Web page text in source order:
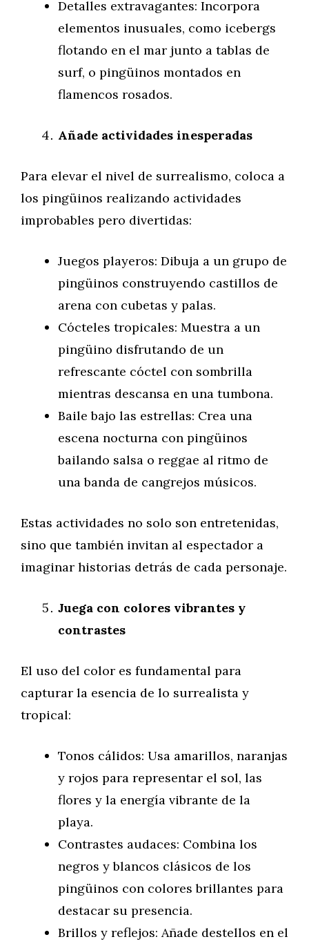
Detalles extravagantes: Incorpora
elementos inusuales, como icebergs
flotando en el mar junto a tablas de
surf, o pingüinos montados en
flamencos rosados.
Añade actividades inesperadas
Para elevar el nivel de surrealismo, coloca a
los pingüinos realizando actividades
improbables pero divertidas:
Juegos playeros: Dibuja a un grupo de
pingüinos construyendo castillos de
arena con cubetas y palas.
Cócteles tropicales: Muestra a un
pingüino disfrutando de un
refrescante cóctel con sombrilla
mientras descansa en una tumbona.
Baile bajo las estrellas: Crea una
escena nocturna con pingüinos
bailando salsa o reggae al ritmo de
una banda de cangrejos músicos.
Estas actividades no solo son entretenidas,
sino que también invitan al espectador a
imaginar historias detrás de cada personaje.
Juega con colores vibrantes y
contrastes
El uso del color es fundamental para
capturar la esencia de lo surrealista y
tropical:
Tonos cálidos: Usa amarillos, naranjas
y rojos para representar el sol, las
flores y la energía vibrante de la
playa.
Contrastes audaces: Combina los
negros y blancos clásicos de los
pingüinos con colores brillantes para
destacar su presencia.
Brillos y reflejos: Añade destellos en el